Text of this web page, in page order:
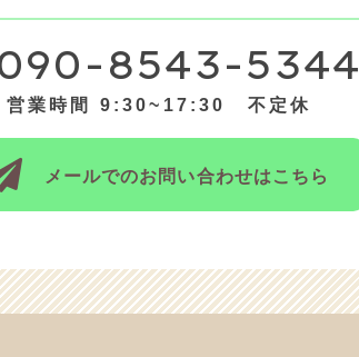
。
す。 8543-5344
営業時間 9:30~17:30 不定休
メールでのお問い合わせはこちら